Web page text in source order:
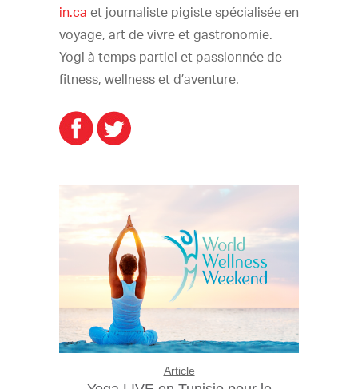
in.caet journaliste pigiste spécialisée en
voyage, art de vivre et gastronomie.
Yogi à temps partiel et passionnée de
fitness, wellness et d’aventure.
Article